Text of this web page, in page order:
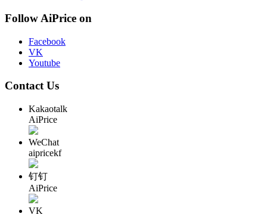
Follow AiPrice on
Facebook
VK
Youtube
Contact Us
Kakaotalk
AiPrice
WeChat
aipricekf
钉钉
AiPrice
VK